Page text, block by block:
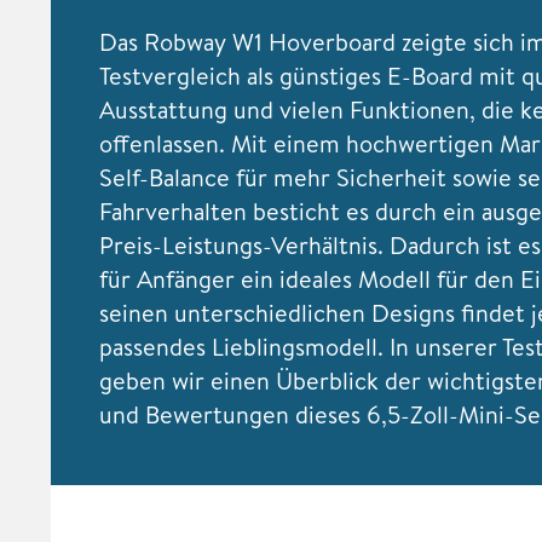
Das Robway W1 Hoverboard zeigte sich
Testvergleich als günstiges E-Board mit
Ausstattung und vielen Funktionen, die
offenlassen. Mit einem hochwertigen
Self-Balance für mehr Sicherheit sowie
Fahrverhalten besticht es durch ein
Preis-Leistungs-Verhältnis. Dadurch ist
für Anfänger ein ideales Modell für den
seinen unterschiedlichen Designs findet
passendes Lieblingsmodell. In unserer
geben wir einen Überblick der
und Bewertungen dieses 6,5-Zoll-Mini-